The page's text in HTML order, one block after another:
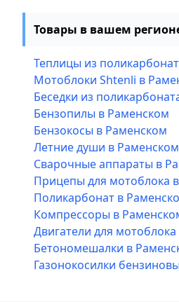
Товары в вашем
Теплицы из
Мотоблоки Shtenli в
Беседки из
Бензопилы в Раменском
Бензокосы в Раменском
Летние души в Раменском
Сварочные аппараты в
Прицепы для мотоблока
Поликарбонат в
Компрессоры в
Двигатели для
Бетономешалки в
Газонокосилки